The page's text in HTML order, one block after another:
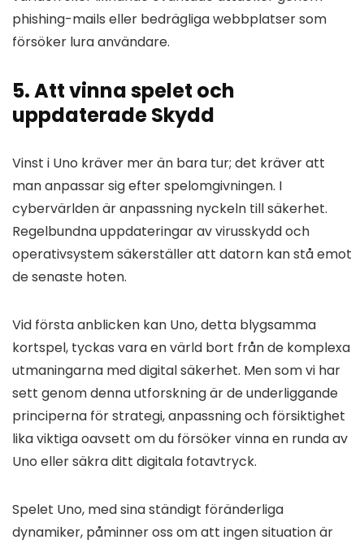
phishing-mails eller bedrägliga webbplatser som
försöker lura användare.
5. Att vinna spelet och
uppdaterade Skydd
Vinst i Uno kräver mer än bara tur; det kräver att
man anpassar sig efter spelomgivningen. I
cybervärlden är anpassning nyckeln till säkerhet.
Regelbundna uppdateringar av virusskydd och
operativsystem säkerställer att datorn kan stå emot
de senaste hoten.
Vid första anblicken kan Uno, detta blygsamma
kortspel, tyckas vara en värld bort från de komplexa
utmaningarna med digital säkerhet. Men som vi har
sett genom denna utforskning är de underliggande
principerna för strategi, anpassning och försiktighet
lika viktiga oavsett om du försöker vinna en runda av
Uno eller säkra ditt digitala fotavtryck.
Spelet Uno, med sina ständigt föränderliga
dynamiker, påminner oss om att ingen situation är